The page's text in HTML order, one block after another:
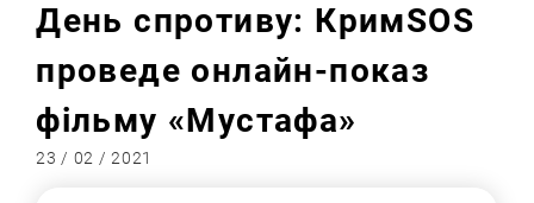
День спротиву: КримSOS
проведе онлайн-показ
фільму «Мустафа»
23 / 02 / 2021